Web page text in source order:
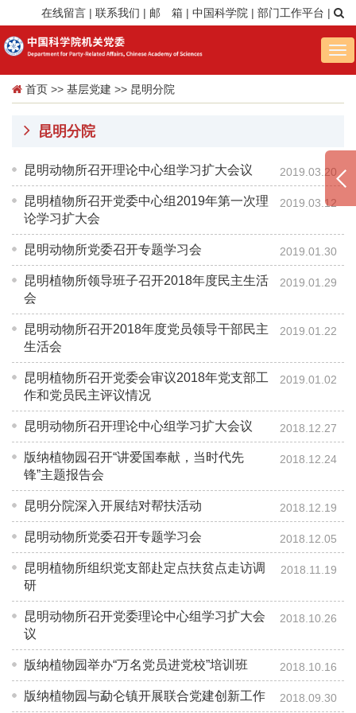
在线留言 | 联系我们 | 邮 箱 | 中国科学院 | 部门工作平台 |
首页 >> 基层党建 >> 昆明分院
昆明分院
昆明动物所召开理论中心组学习扩大会议 2019.03.20
昆明植物所召开党委中心组2019年第一次理
论学习扩大会
2019.03.12
昆明动物所党委召开专题学习会 2019.01.30
昆明植物所领导班子召开2018年度民主生活
会
2019.01.29
昆明动物所召开2018年度党员领导干部民主
生活会
2019.01.22
昆明植物所召开党委会审议2018年党支部工
作和党员民主评议情况
2019.01.02
昆明动物所召开理论中心组学习扩大会议 2018.12.27
版纳植物园召开“讲爱国奉献，当时代先
锋”主题报告会
2018.12.24
昆明分院深入开展结对帮扶活动 2018.12.19
昆明动物所党委召开专题学习会 2018.12.05
昆明植物所组织党支部赴定点扶贫点走访调
研
2018.11.19
昆明动物所召开党委理论中心组学习扩大会
议
2018.10.26
版纳植物园举办“万名党员进党校”培训班 2018.10.16
版纳植物园与勐仑镇开展联合党建创新工作 2018.09.30